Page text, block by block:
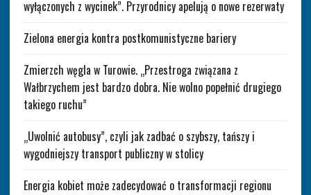
wyłączonych z wycinek”. Przyrodnicy apelują o nowe rezerwaty
Zielona energia kontra postkomunistyczne bariery
Zmierzch węgla w Turowie. „Przestroga związana z
Wałbrzychem jest bardzo dobra. Nie wolno popełnić drugiego
takiego ruchu”
„Uwolnić autobusy”, czyli jak zadbać o szybszy, tańszy i
wygodniejszy transport publiczny w stolicy
Energia kobiet może zadecydować o transformacji regionu